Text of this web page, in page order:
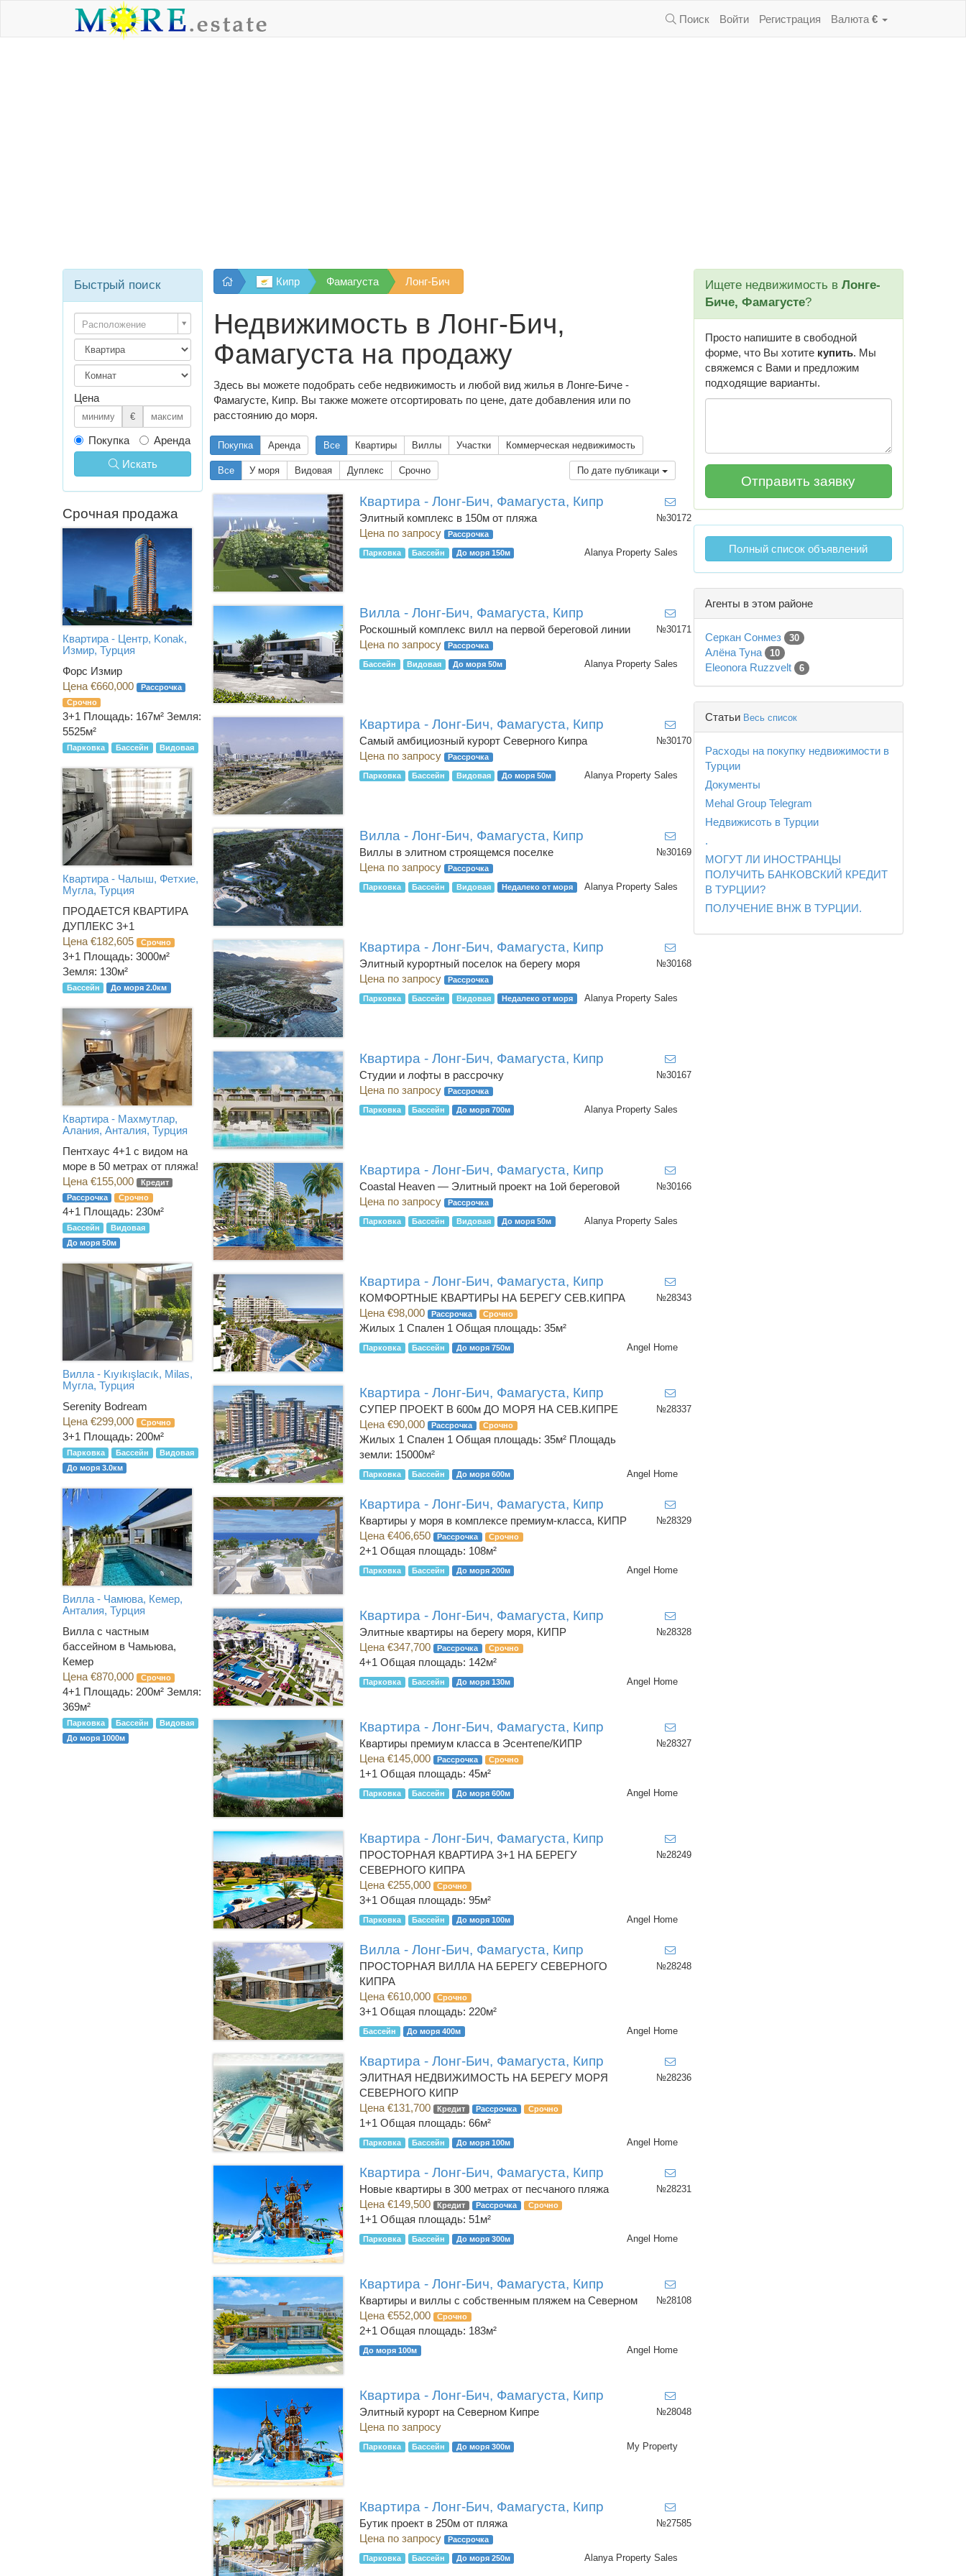
Поиск Войти Регистрация Валюта €
Кипр Фамагуста Лонг-Бич
Недвижимость в Лонг-Бич,
Фамагуста на продажу
Здесь вы можете подобрать себе недвижимость и любой вид жилья в Лонге-Биче -
Фамагусте, Кипр. Вы также можете отсортировать по цене, дате добавления или по
расстоянию до моря.
Покупка Аренда Все Квартиры Виллы Участки Коммерческая недвижимость
Все У моря Видовая Дуплекс Срочно По дате публикаци
Квартира - Лонг-Бич, Фамагуста, Кипр
Элитный комплекс в 150м от пляжа
Цена по запросу
Рассрочка
Парковка Бассейн До моря 150м Alanya Property Sales
№30172
Вилла - Лонг-Бич, Фамагуста, Кипр
Роскошный комплекс вилл на первой береговой линии
Цена по запросу
Рассрочка
Бассейн Видовая До моря 50м Alanya Property Sales
№30171
Квартира - Лонг-Бич, Фамагуста, Кипр
Самый амбициозный курорт Северного Кипра
Цена по запросу
Рассрочка
Парковка Бассейн Видовая До моря 50м Alanya Property Sales
№30170
Вилла - Лонг-Бич, Фамагуста, Кипр
Виллы в элитном строящемся поселке
Цена по запросу
Рассрочка
Парковка Бассейн Видовая Недалеко от моря Alanya Property Sales
№30169
Квартира - Лонг-Бич, Фамагуста, Кипр
Элитный курортный поселок на берегу моря
Цена по запросу
Рассрочка
Парковка Бассейн Видовая Недалеко от моря Alanya Property Sales
№30168
Квартира - Лонг-Бич, Фамагуста, Кипр
Студии и лофты в рассрочку
Цена по запросу
Рассрочка
Парковка Бассейн До моря 700м Alanya Property Sales
№30167
Квартира - Лонг-Бич, Фамагуста, Кипр
Coastal Heaven — Элитный проект на 1ой береговой
Цена по запросу
Рассрочка
Парковка Бассейн Видовая До моря 50м Alanya Property Sales
№30166
Квартира - Лонг-Бич, Фамагуста, Кипр
КОМФОРТНЫЕ КВАРТИРЫ НА БЕРЕГУ СЕВ.КИПРА
Цена €98,000
Рассрочка Срочно
Жилых 1 Спален 1 Общая площадь: 35м²
Парковка Бассейн До моря 750м Angel Home
№28343
Квартира - Лонг-Бич, Фамагуста, Кипр
СУПЕР ПРОЕКТ В 600м ДО МОРЯ НА СЕВ.КИПРЕ
Цена €90,000
Рассрочка Срочно
Жилых 1 Спален 1 Общая площадь: 35м² Площадь
земли: 15000м²
Парковка Бассейн До моря 600м Angel Home
№28337
Квартира - Лонг-Бич, Фамагуста, Кипр
Квартиры у моря в комплексе премиум-класса, КИПР
Цена €406,650
Рассрочка Срочно
2+1 Общая площадь: 108м²
Парковка Бассейн До моря 200м Angel Home
№28329
Квартира - Лонг-Бич, Фамагуста, Кипр
Элитные квартиры на берегу моря, КИПР
Цена €347,700
Рассрочка Срочно
4+1 Общая площадь: 142м²
Парковка Бассейн До моря 130м Angel Home
№28328
Квартира - Лонг-Бич, Фамагуста, Кипр
Квартиры премиум класса в Эсентепе/КИПР
Цена €145,000
Рассрочка Срочно
1+1 Общая площадь: 45м²
Парковка Бассейн До моря 600м Angel Home
№28327
Квартира - Лонг-Бич, Фамагуста, Кипр
ПРОСТОРНАЯ КВАРТИРА 3+1 НА БЕРЕГУ
СЕВЕРНОГО КИПРА
Цена €255,000
Срочно
3+1 Общая площадь: 95м²
Парковка Бассейн До моря 100м Angel Home
№28249
Вилла - Лонг-Бич, Фамагуста, Кипр
ПРОСТОРНАЯ ВИЛЛА НА БЕРЕГУ СЕВЕРНОГО
КИПРА
Цена €610,000
Срочно
3+1 Общая площадь: 220м²
Бассейн До моря 400м Angel Home
№28248
Квартира - Лонг-Бич, Фамагуста, Кипр
ЭЛИТНАЯ НЕДВИЖИМОСТЬ НА БЕРЕГУ МОРЯ
СЕВЕРНОГО КИПР
Цена €131,700
Кредит Рассрочка Срочно
1+1 Общая площадь: 66м²
Парковка Бассейн До моря 100м Angel Home
№28236
Квартира - Лонг-Бич, Фамагуста, Кипр
Новые квартиры в 300 метрах от песчаного пляжа
Цена €149,500
Кредит Рассрочка Срочно
1+1 Общая площадь: 51м²
Парковка Бассейн До моря 300м Angel Home
№28231
Квартира - Лонг-Бич, Фамагуста, Кипр
Квартиры и виллы с собственным пляжем на Северном
Цена €552,000
Срочно
2+1 Общая площадь: 183м²
До моря 100м Angel Home
№28108
Квартира - Лонг-Бич, Фамагуста, Кипр
Элитный курорт на Северном Кипре
Цена по запросу
Парковка Бассейн До моря 300м My Property
№28048
Квартира - Лонг-Бич, Фамагуста, Кипр
Бутик проект в 250м от пляжа
Цена по запросу
Рассрочка
Парковка Бассейн До моря 250м Alanya Property Sales
№27585
Ищете недвижимость в Лонге-
Биче, Фамагусте?
Просто напишите в свободной
форме, что Вы хотите купить. Мы
свяжемся с Вами и предложим
подходящие варианты.
Полный список объявлений
Агенты в этом районе
Серкан Сонмез 30
Алёна Туна 10
Eleonora Ruzzvelt 6
Статьи Весь список
Расходы на покупку недвижимости в
Турции
Документы
Mehal Group Telegram
Недвижисоть в Турции
.
МОГУТ ЛИ ИНОСТРАНЦЫ
ПОЛУЧИТЬ БАНКОВСКИЙ КРЕДИТ
В ТУРЦИИ?
ПОЛУЧЕНИЕ ВНЖ В ТУРЦИИ.
Быстрый поиск
Расположение
Цена
€
Покупка
Аренда
Искать
Срочная продажа
Квартира - Центр, Konak,
Измир, Турция
Форс Измир
Цена €660,000
Рассрочка
Срочно
3+1 Площадь: 167м² Земля:
5525м²
Парковка Бассейн Видовая
Квартира - Чалыш, Фетхие,
Мугла, Турция
ПРОДАЕТСЯ КВАРТИРА
ДУПЛЕКС 3+1
Цена €182,605
Срочно
3+1 Площадь: 3000м²
Земля: 130м²
Бассейн До моря 2.0км
Квартира - Махмутлар,
Алания, Анталия, Турция
Пентхаус 4+1 с видом на
море в 50 метрах от пляжа!
Цена €155,000
Кредит
Рассрочка
Срочно
4+1 Площадь: 230м²
Бассейн
Видовая
До моря 50м
Вилла - Kıyıkışlacık, Milas,
Мугла, Турция
Serenity Bodream
Цена €299,000
Срочно
3+1 Площадь: 200м²
Парковка Бассейн
Видовая
До моря 3.0км
Вилла - Чамюва, Кемер,
Анталия, Турция
Вилла с частным
бассейном в Чамьюва,
Кемер
Цена €870,000
Срочно
4+1 Площадь: 200м² Земля:
369м²
Парковка Бассейн
Видовая
До моря 1000м